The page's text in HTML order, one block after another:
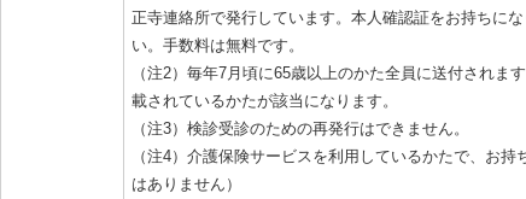
正寺連絡所で発行しています。本人確認証をお持ちに
い。手数料は無料です。
（注2）毎年7月頃に65歳以上のかた全員に送付されま
載されているかたが該当になります。
（注3）検診受診のための再発行はできません。
（注4）介護保険サービスを利用しているかたで、お
はありません）